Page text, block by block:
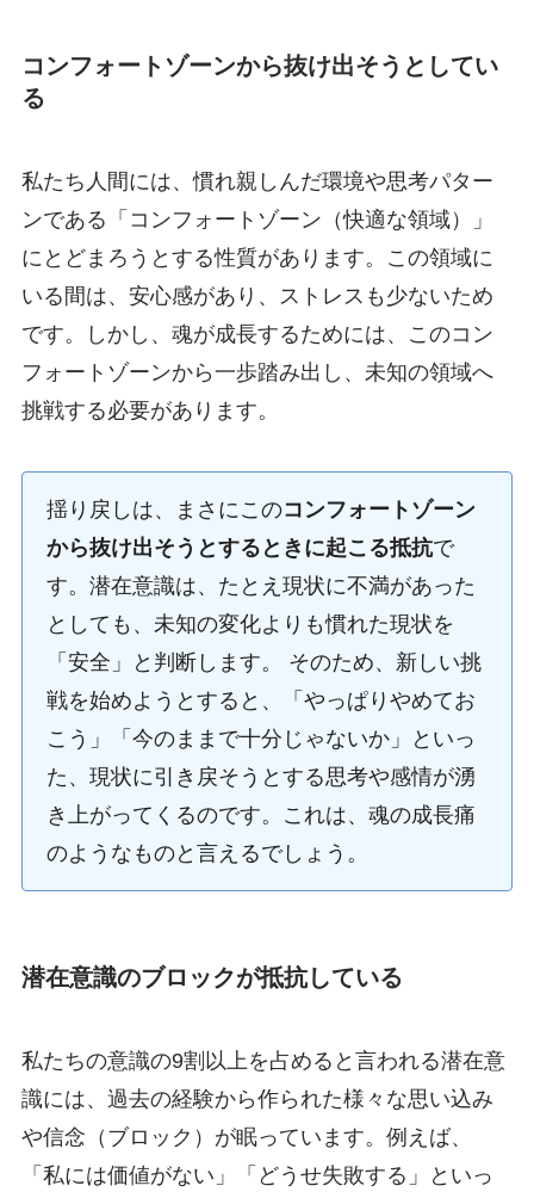
コンフォートゾーンから抜け出そうとしてい
る
私たち人間には、慣れ親しんだ環境や思考パター
ンである「コンフォートゾーン（快適な領域）」
にとどまろうとする性質があります。この領域に
いる間は、安心感があり、ストレスも少ないため
です。しかし、魂が成長するためには、このコン
フォートゾーンから一歩踏み出し、未知の領域へ
挑戦する必要があります。
揺り戻しは、まさにこのコンフォートゾーン
から抜け出そうとするときに起こる抵抗で
す。潜在意識は、たとえ現状に不満があった
としても、未知の変化よりも慣れた現状を
「安全」と判断します。 そのため、新しい挑
戦を始めようとすると、「やっぱりやめてお
こう」「今のままで十分じゃないか」といっ
た、現状に引き戻そうとする思考や感情が湧
き上がってくるのです。これは、魂の成長痛
のようなものと言えるでしょう。
潜在意識のブロックが抵抗している
私たちの意識の9割以上を占めると言われる潜在意
識には、過去の経験から作られた様々な思い込み
や信念（ブロック）が眠っています。例えば、
「私には価値がない」「どうせ失敗する」といっ